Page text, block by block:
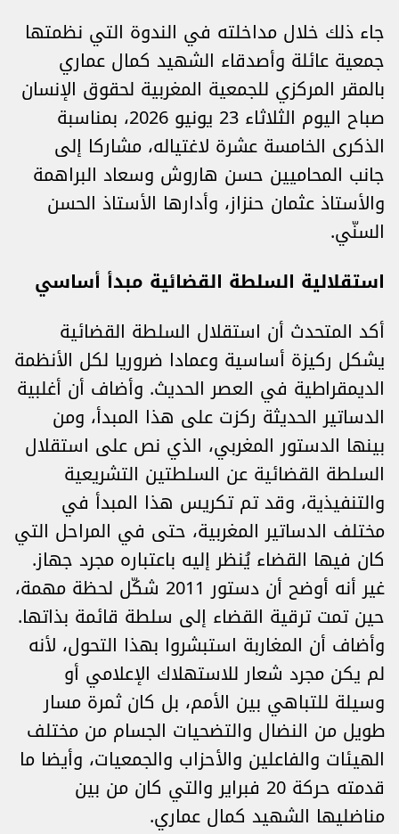
جاء ذلك خلال مداخلته في الندوة التي نظمتها
جمعية عائلة وأصدقاء الشهيد كمال عماري
بالمقر المركزي للجمعية المغربية لحقوق الإنسان
صباح اليوم الثلاثاء 23 يونيو 2026، بمناسبة
الذكرى الخامسة عشرة لاغتياله، مشاركا إلى
جانب المحاميين حسن هاروش وسعاد البراهمة
والأستاذ عثمان حنزاز، وأدارها الأستاذ الحسن
السنّي.
استقلالية السلطة القضائية مبدأ أساسي
أكد المتحدث أن استقلال السلطة القضائية
يشكل ركيزة أساسية وعمادا ضروريا لكل الأنظمة
الديمقراطية في العصر الحديث. وأضاف أن أغلبية
الدساتير الحديثة ركزت على هذا المبدأ، ومن
بينها الدستور المغربي، الذي نص على استقلال
السلطة القضائية عن السلطتين التشريعية
والتنفيذية، وقد تم تكريس هذا المبدأ في
مختلف الدساتير المغربية، حتى في المراحل التي
كان فيها القضاء يُنظر إليه باعتباره مجرد جهاز.
غير أنه أوضح أن دستور 2011 شكّل لحظة مهمة،
حين تمت ترقية القضاء إلى سلطة قائمة بذاتها.
وأضاف أن المغاربة استبشروا بهذا التحول، لأنه
لم يكن مجرد شعار للاستهلاك الإعلامي أو
وسيلة للتباهي بين الأمم، بل كان ثمرة مسار
طويل من النضال والتضحيات الجسام من مختلف
الهيئات والفاعلين والأحزاب والجمعيات، وأيضا ما
قدمته حركة 20 فبراير والتي كان من بين
مناضليها الشهيد كمال عماري.